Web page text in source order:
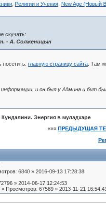
Религии и Учения New Age (Новый
скучать:
- А. Солженицын
посетить: главную страницу сайта . Там
и он был у Админа и бит
Кундалини. Энергия в муладхаре
««« ПРЕДЫДУЩАЯ
6840 » 2016-09-13 17:28:38
» 2014-06-17 12:24:53
Просмотров: 67589 » 2013-11-21